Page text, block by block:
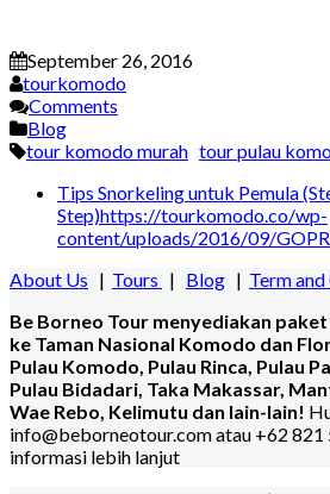
September 26, 2016
tourkomodo
Comments
Blog
tour komodo murah tour pulau
Post
navigation
Tips Snorkeling untuk Pemula
Step)https://tourkomodo.co/wp-
content/uploads/2016/09/
About Us | Tours | Blog | Term
Be Borneo Tour menyediakan
ke Taman Nasional Komodo dan
Pulau Komodo, Pulau Rinca, Pulau
Pulau Bidadari, Taka Makassar,
Wae Rebo, Kelimutu dan lain-lain!
info@beborneotour.com atau +62 821
informasi lebih lanjut